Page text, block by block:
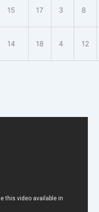
15 17 3 8
14 18 4 12